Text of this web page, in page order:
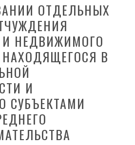
ОТДЕЛЬНЫХ
НЕДВИЖИМОГО
В
И
СУБЪЕКТАМИ